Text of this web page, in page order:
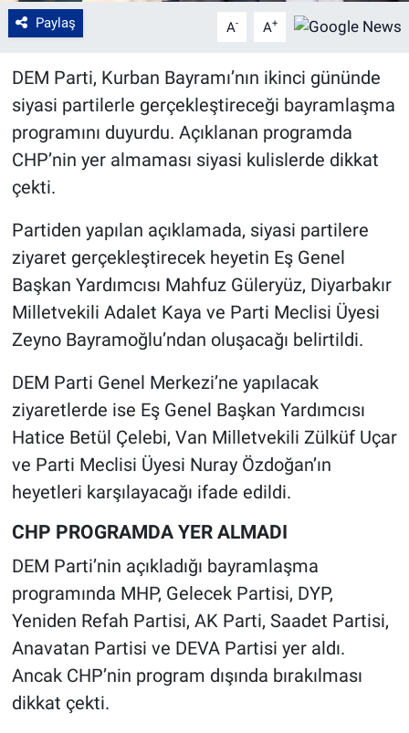
Paylaş A- A+
DEM Parti, Kurban Bayramı’nın ikinci gününde
siyasi partilerle gerçekleştireceği bayramlaşma
programını duyurdu. Açıklanan programda
CHP’nin yer almaması siyasi kulislerde dikkat
çekti.
Partiden yapılan açıklamada, siyasi partilere
ziyaret gerçekleştirecek heyetin Eş Genel
Başkan Yardımcısı Mahfuz Güleryüz, Diyarbakır
Milletvekili Adalet Kaya ve Parti Meclisi Üyesi
Zeyno Bayramoğlu’ndan oluşacağı belirtildi.
DEM Parti Genel Merkezi’ne yapılacak
ziyaretlerde ise Eş Genel Başkan Yardımcısı
Hatice Betül Çelebi, Van Milletvekili Zülküf Uçar
ve Parti Meclisi Üyesi Nuray Özdoğan’ın
heyetleri karşılayacağı ifade edildi.
CHP PROGRAMDA YER ALMADI
DEM Parti’nin açıkladığı bayramlaşma
programında MHP, Gelecek Partisi, DYP,
Yeniden Refah Partisi, AK Parti, Saadet Partisi,
Anavatan Partisi ve DEVA Partisi yer aldı.
Ancak CHP’nin program dışında bırakılması
dikkat çekti.